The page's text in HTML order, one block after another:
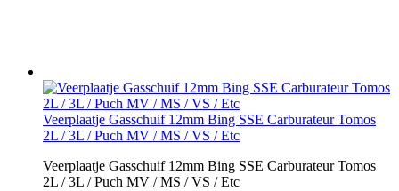
Veerplaatje Gasschuif 12mm Bing SSE Carburateur Tomos
2L / 3L / Puch MV / MS / VS / Etc
Veerplaatje Gasschuif 12mm Bing SSE Carburateur Tomos
2L / 3L / Puch MV / MS / VS / Etc